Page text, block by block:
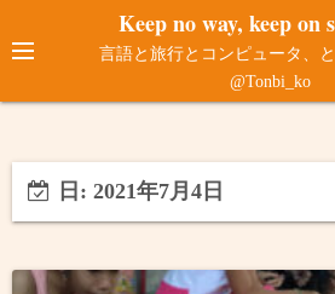
ン
ン
ッ
Keep no way, keep on
言語と旅行とコンピュータ、
@Tonbi_ko
日: 2021年7月4日